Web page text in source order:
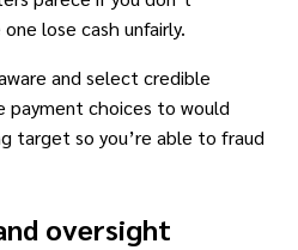
lose cash unfairly.
and select credible
payment choices to would
target so you’re able to fraud
oversight